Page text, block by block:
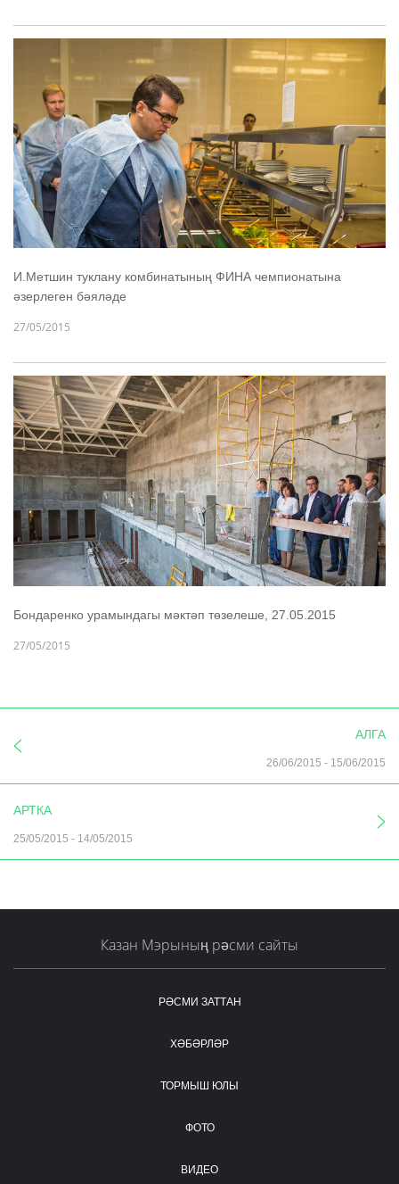
И.Метшин туклану комбинатының ФИНА чемпионатына
әзерлеген бәяләде
27/05/2015
Бондаренко урамындагы мәктәп төзелеше, 27.05.2015
27/05/2015
АЛГА
26/06/2015 - 15/06/2015
АРТКА
25/05/2015 - 14/05/2015
Казан Мэрының рәсми сайты
РӘСМИ ЗАТТАН
ХӘБӘРЛӘР
ТОРМЫШ ЮЛЫ
ФОТО
ВИДЕО